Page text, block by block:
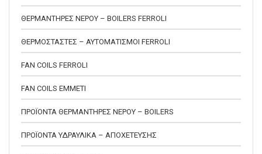
ΘΕΡΜΑΝΤΗΡΕΣ ΝΕΡΟΥ – BOILERS FERROLI
ΘΕΡΜΟΣΤΑΣΤΕΣ – ΑΥΤΟΜΑΤΙΣΜΟΙ FERROLI
FAN COILS FERROLI
FAN COILS EMMETI
ΠΡΟΪΟΝΤΑ ΘΕΡΜΑΝΤΗΡΕΣ ΝΕΡΟΥ – BOILERS
ΠΡΟΪΟΝΤΑ ΥΔΡΑΥΛΙΚΑ – ΑΠΟΧΕΤΕΥΣΗΣ